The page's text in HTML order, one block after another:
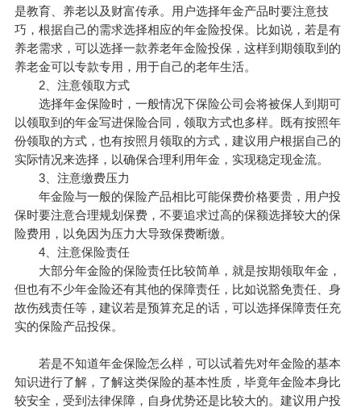
是教育、养老以及财富传承。用户选择年金产品时要注意技
巧，根据自己的需求选择相应的年金险投保。比如说，若是有
养老需求，可以选择一款养老年金险投保，这样到期领取到的
养老金可以专款专用，用于自己的老年生活。
2、注意领取方式
选择年金保险时，一般情况下保险公司会将被保人到期可
以领取到的年金写进保险合同，领取方式也多样。既有按照年
份领取的方式，也有按照月领取的方式，建议用户根据自己的
实际情况来选择，以确保合理利用年金，实现稳定现金流。
3、注意缴费压力
年金险与一般的保险产品相比可能保费价格要贵，用户投
保时要注意合理规划保费，不要追求过高的保额选择较大的保
险费用，以免因为压力大导致保费断缴。
4、注意保险责任
大部分年金险的保险责任比较简单，就是按期领取年金，
但也有不少年金险还有其他的保障责任，比如说豁免责任、身
故伤残责任等，建议若是预算充足的话，可以选择保障责任充
实的保险产品投保。
若是不知道年金保险怎么样，可以试着先对年金险的基本
知识进行了解，了解这类保险的基本性质，毕竟年金险本身比
较安全，受到法律保障，自身优势还是比较大的。建议用户投